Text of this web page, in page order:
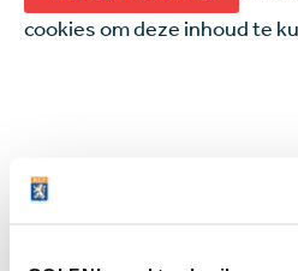
cookies om deze inhoud te
onderdeel is van de Ryder